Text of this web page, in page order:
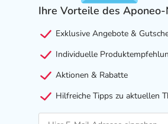
Ihre Vorteile des
Exklusive Angebote &
Individuelle
Aktionen & Rabatte
Hilfreiche Tipps zu aktuellen